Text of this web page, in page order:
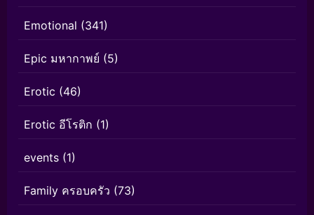
Emotional (341)
Epic มหากาพย์ (5)
Erotic (46)
Erotic อีโรติก (1)
events (1)
Family ครอบครัว (73)